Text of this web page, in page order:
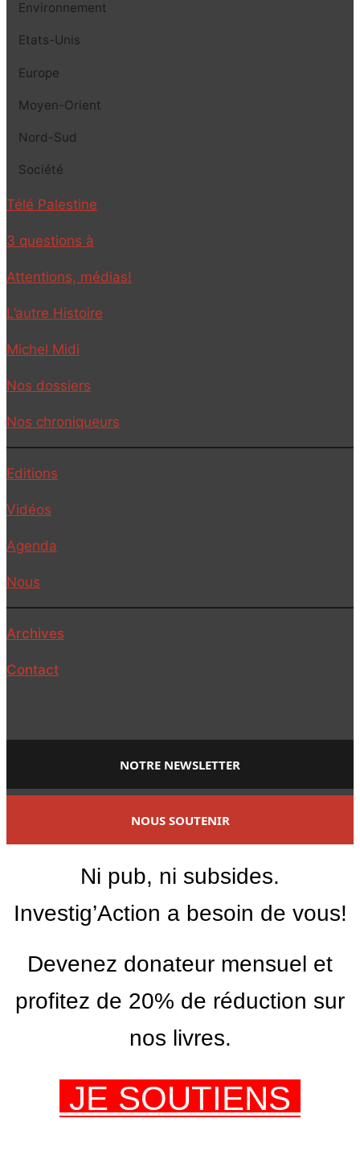
Environnement
Etats-Unis
Europe
Moyen-Orient
Nord-Sud
Société
Télé Palestine
3 questions à
Attentions, médias!
L’autre Histoire
Michel Midi
Nos dossiers
Nos chroniqueurs
Editions
Vidéos
Agenda
Nous
Archives
Contact
NOTRE NEWSLETTER
NOUS SOUTENIR
Ni pub, ni subsides.
Investig’Action a besoin de vous!
Devenez donateur mensuel et
profitez de 20% de réduction sur
nos livres.
JE SOUTIENS